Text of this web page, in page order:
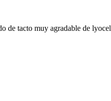
de tacto muy agradable de